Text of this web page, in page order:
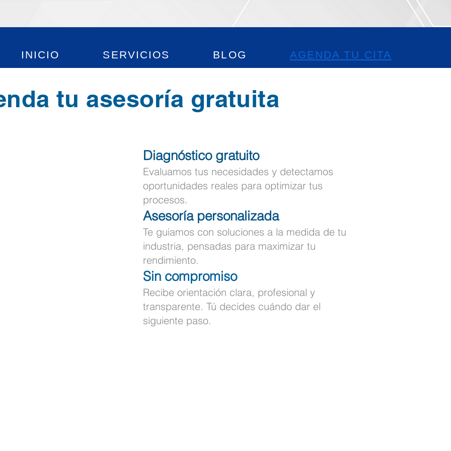
INICIO SERVICIOS BLOG AGENDA TU CITA
tu asesoría gratuita
Diagnóstico gratuito
Evaluamos tus necesidades y detectamos
oportunidades reales para optimizar tus
procesos.
Asesoría personalizada
Te guiamos con soluciones a la medida de tu
industria, pensadas para maximizar tu
rendimiento.
Sin compromiso
Recibe orientación clara, profesional y
transparente. Tú decides cuándo dar el
siguiente paso.